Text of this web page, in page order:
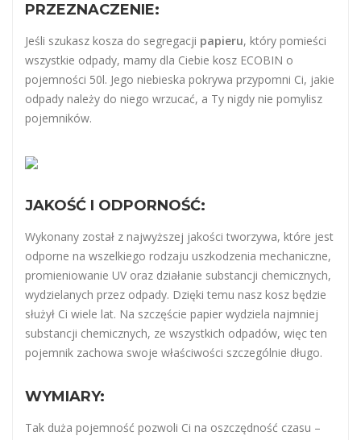
PRZEZNACZENIE:
Jeśli szukasz kosza do segregacji papieru, który pomieści
wszystkie odpady, mamy dla Ciebie kosz ECOBIN o
pojemności 50l. Jego niebieska pokrywa przypomni Ci, jakie
odpady należy do niego wrzucać, a Ty nigdy nie pomylisz
pojemników.
JAKOŚĆ I ODPORNOŚĆ:
Wykonany został z najwyższej jakości tworzywa, które jest
odporne na wszelkiego rodzaju uszkodzenia mechaniczne,
promieniowanie UV oraz działanie substancji chemicznych,
wydzielanych przez odpady. Dzięki temu nasz kosz będzie
służył Ci wiele lat. Na szczęście papier wydziela najmniej
substancji chemicznych, ze wszystkich odpadów, więc ten
pojemnik zachowa swoje właściwości szczególnie długo.
WYMIARY:
Tak duża pojemność pozwoli Ci na oszczędność czasu –